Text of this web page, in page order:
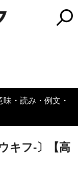
キフ‐〕【高